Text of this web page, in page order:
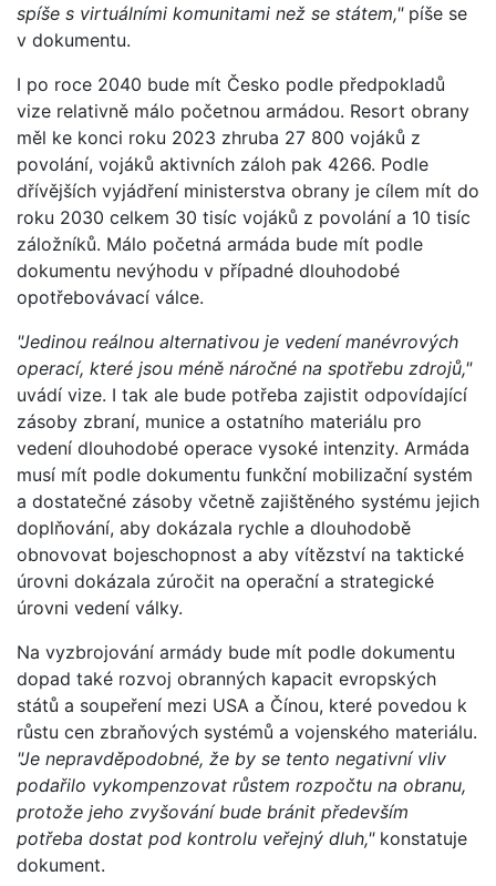
spíše s virtuálními komunitami než se státem," píše se
v dokumentu.
I po roce 2040 bude mít Česko podle předpokladů
vize relativně málo početnou armádou. Resort obrany
měl ke konci roku 2023 zhruba 27 800 vojáků z
povolání, vojáků aktivních záloh pak 4266. Podle
dřívějších vyjádření ministerstva obrany je cílem mít do
roku 2030 celkem 30 tisíc vojáků z povolání a 10 tisíc
záložníků. Málo početná armáda bude mít podle
dokumentu nevýhodu v případné dlouhodobé
opotřebovávací válce.
"Jedinou reálnou alternativou je vedení manévrových
operací, které jsou méně náročné na spotřebu zdrojů,"
uvádí vize. I tak ale bude potřeba zajistit odpovídající
zásoby zbraní, munice a ostatního materiálu pro
vedení dlouhodobé operace vysoké intenzity. Armáda
musí mít podle dokumentu funkční mobilizační systém
a dostatečné zásoby včetně zajištěného systému jejich
doplňování, aby dokázala rychle a dlouhodobě
obnovovat bojeschopnost a aby vítězství na taktické
úrovni dokázala zúročit na operační a strategické
úrovni vedení války.
Na vyzbrojování armády bude mít podle dokumentu
dopad také rozvoj obranných kapacit evropských
států a soupeření mezi USA a Čínou, které povedou k
růstu cen zbraňových systémů a vojenského materiálu.
"Je nepravděpodobné, že by se tento negativní vliv
podařilo vykompenzovat růstem rozpočtu na obranu,
protože jeho zvyšování bude bránit především
potřeba dostat pod kontrolu veřejný dluh,"konstatuje
dokument.